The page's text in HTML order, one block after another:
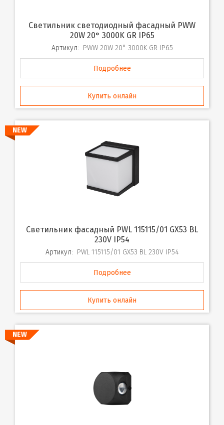
Светильник светодиодный фасадный PWW
20W 20° 3000K GR IP65
Артикул: PWW 20W 20° 3000K GR IP65
Подробнее
Купить онлайн
NEW
Светильник фасадный PWL 115115/01 GX53 BL
230V IP54
Артикул: PWL 115115/01 GX53 BL 230V IP54
Подробнее
Купить онлайн
NEW